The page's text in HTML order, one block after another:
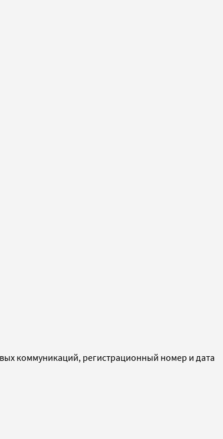
коммуникаций, регистрационный номер и дата